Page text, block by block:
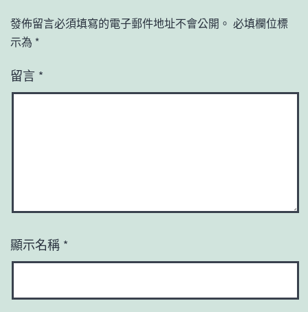
發佈留言必須填寫的電子郵件地址不會公開。 必填欄位標
示為 *
留言 *
顯示名稱 *